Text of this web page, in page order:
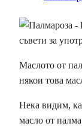
Маслото от
някои това
Нека видим,
масло от